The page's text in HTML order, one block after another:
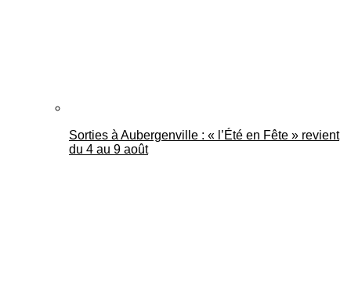
Sorties à Aubergenville : « l’Été en Fête » revient
du 4 au 9 août